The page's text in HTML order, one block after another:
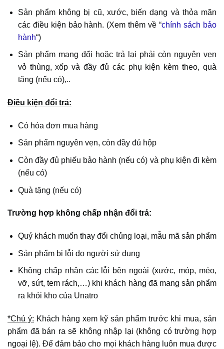
Sản phẩm không bị cũ, xước, biến dạng và thỏa mãn
các điều kiện bảo hành. (Xem thêm về “chính sách bảo
hành“)
Sản phẩm mang đổi hoặc trả lại phải còn nguyên vẹn
vỏ thùng, xốp và đầy đủ các phụ kiện kèm theo, quà
tặng (nếu có),..
Điều kiện đổi trả:
Có hóa đơn mua hàng
Sản phẩm nguyên vẹn, còn đầy đủ hộp
Còn đầy đủ phiếu bảo hành (nếu có) và phụ kiện đi kèm
(nếu có)
Quà tặng (nếu có)
Trường hợp không chấp nhận đổi trả:
Quý khách muốn thay đổi chủng loại, mẫu mã sản phẩm
Sản phẩm bị lỗi do người sử dụng
Không chấp nhận các lỗi bên ngoài (xước, móp, méo,
vỡ, sứt, tem rách,…) khi khách hàng đã mang sản phẩm
ra khỏi kho của Unatro
*Chú ý: Khách hàng xem kỹ sản phẩm trước khi mua, sản
phẩm đã bán ra sẽ không nhập lại (không có trường hợp
ngoại lệ). Để đảm bảo cho mọi khách hàng luôn mua được